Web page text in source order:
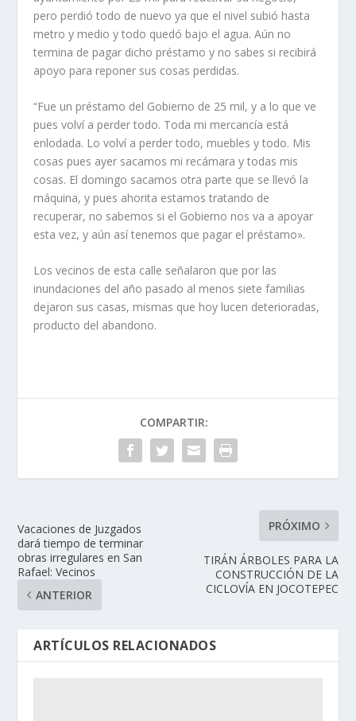
pero perdió todo de nuevo ya que el nivel subió hasta
metro y medio y todo quedó bajo el agua. Aún no
termina de pagar dicho préstamo y no sabes si recibirá
apoyo para reponer sus cosas perdidas.
“Fue un préstamo del Gobierno de 25 mil, y a lo que ve
pues volví a perder todo. Toda mi mercancía está
enlodada. Lo volví a perder todo, muebles y todo. Mis
cosas pues ayer sacamos mi recámara y todas mis
cosas. El domingo sacamos otra parte que se llevó la
máquina, y pues ahorita estamos tratando de
recuperar, no sabemos si el Gobierno nos va a apoyar
esta vez, y aún así tenemos que pagar el préstamo».
Los vecinos de esta calle señalaron que por las
inundaciones del año pasado al menos siete familias
dejaron sus casas, mismas que hoy lucen deterioradas,
producto del abandono.
COMPARTIR:
Vacaciones de Juzgados
dará tiempo de terminar
obras irregulares en San
Rafael: Vecinos
ANTERIOR
PRÓXIMO
TIRÁN ÁRBOLES PARA LA
CONSTRUCCIÓN DE LA
CICLOVÍA EN JOCOTEPEC
ARTÍCULOS RELACIONADOS